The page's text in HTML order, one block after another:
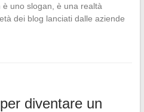
uno slogan, è una realtà
dei blog lanciati dalle aziende
diventare un